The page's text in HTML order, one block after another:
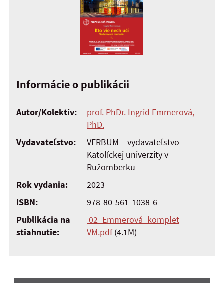
Informácie o publikácii
Autor/Kolektív:
prof. PhDr. Ingrid Emmerová,
PhD.
Vydavateľstvo:
VERBUM – vydavateľstvo
Katolíckej univerzity v
Ružomberku
Rok vydania:
2023
ISBN:
978-80-561-1038-6
Publikácia na
stiahnutie:
02_Emmerová_komplet
VM.pdf(4.1M)